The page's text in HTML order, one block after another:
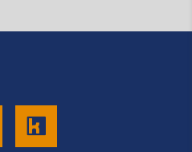
Folgen